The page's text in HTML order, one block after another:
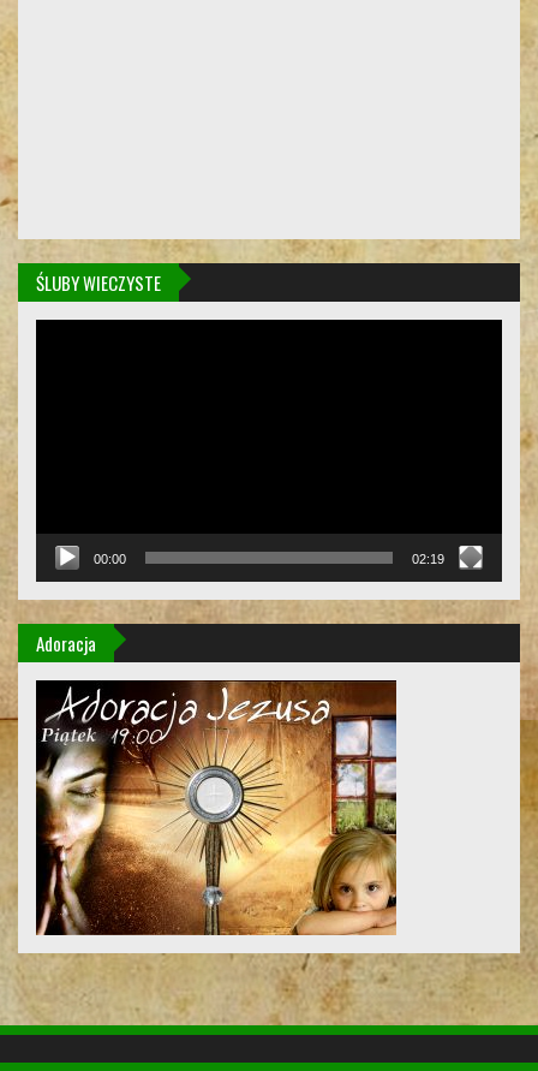
ŚLUBY WIECZYSTE
00:00 02:19
Adoracja